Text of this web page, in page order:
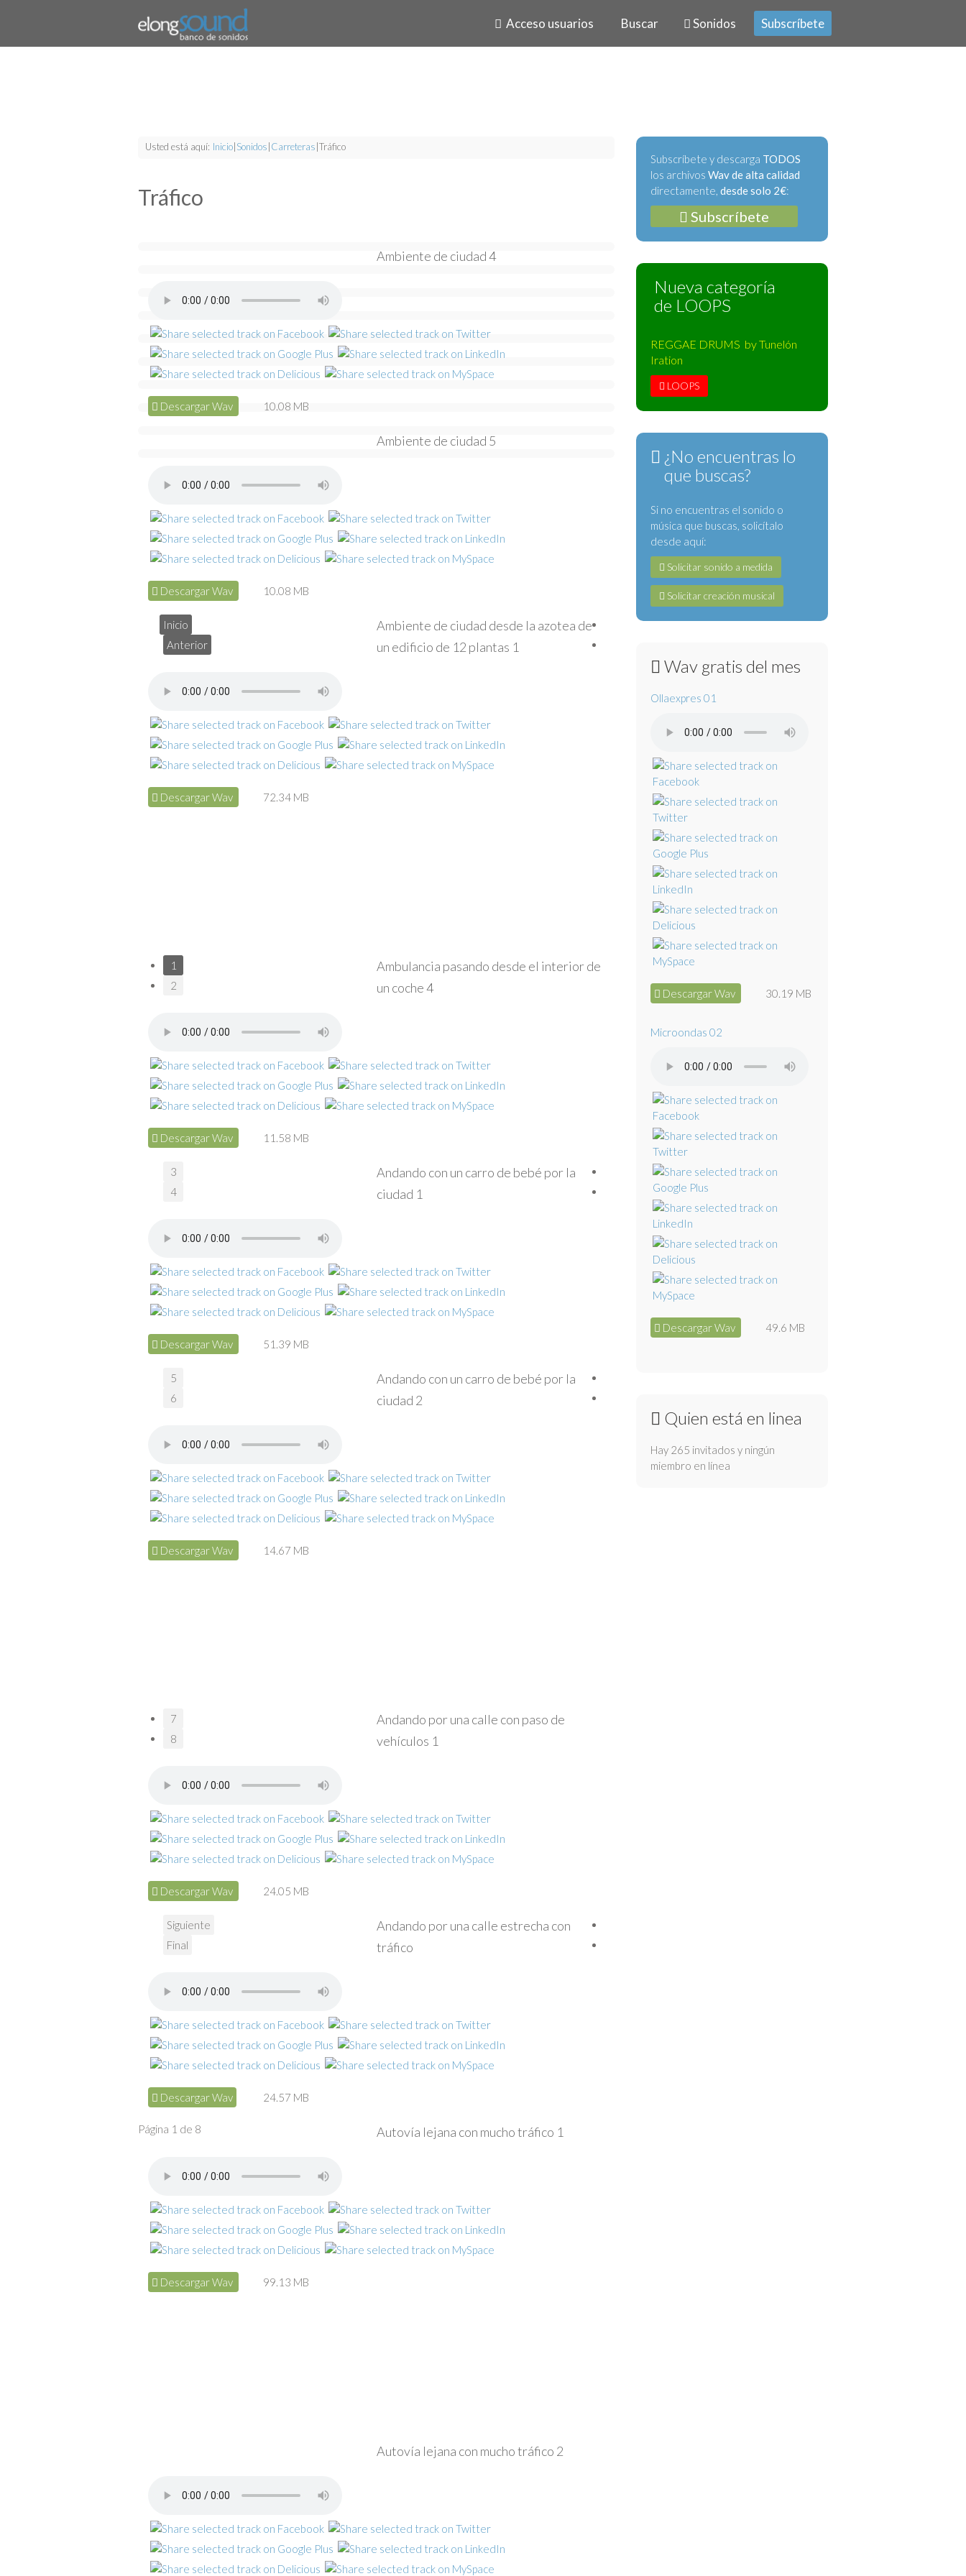
Acceso usuarios Buscar Sonidos Subscríbete
Usted está aquí: Inicio Sonidos Carreteras Tráfico
Tráfico
Ambiente de ciudad 4
Descargar Wav 10.08 MB
Ambiente de ciudad 5
Descargar Wav 10.08 MB
Ambiente de ciudad desde la azotea de
un edificio de 12 plantas 1
Descargar Wav 72.34 MB
Ambulancia pasando desde el interior de
un coche 4
Descargar Wav 11.58 MB
Andando con un carro de bebé por la
ciudad 1
Descargar Wav 51.39 MB
Andando con un carro de bebé por la
ciudad 2
Descargar Wav 14.67 MB
Andando por una calle con paso de
vehículos 1
Descargar Wav 24.05 MB
Andando por una calle estrecha con
tráfico
Descargar Wav 24.57 MB
Autovía lejana con mucho tráfico 1
Descargar Wav 99.13 MB
Autovía lejana con mucho tráfico 2
Inicio
Anterior
1
2
3
4
5
6
7
8
Siguiente
Final
Página 1 de 8
Subscríbete y descarga TODOS
los archivos Wav de alta calidad
directamente, desde solo 2€:
Subscríbete
Nueva categoría
de LOOPS
REGGAE DRUMS by Tunelón
Iration
LOOPS
¿No encuentras lo
que buscas?
Si no encuentras el sonido o
música que buscas, solicítalo
desde aquí:
Solicitar sonido a medida
Solicitar creación musical
Wav gratis del mes
Ollaexpres 01
Descargar Wav 30.19 MB
Microondas 02
Descargar Wav 49.6 MB
Quien está en linea
Hay 265 invitados y ningún
miembro en línea